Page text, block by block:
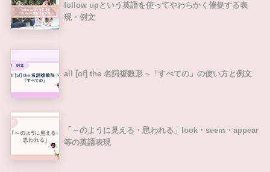
follow upという英語を使ってやわらかく催促する表
現・例文
all [of] the 名詞複数形 ~「すべての」の使い方と例文
「～のように見える・思われる」look・seem・appear
等の英語表現